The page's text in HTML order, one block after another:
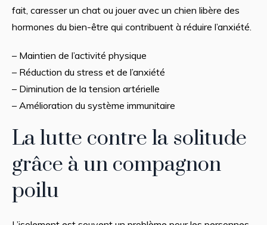
fait, caresser un chat ou jouer avec un chien libère des
hormones du bien-être qui contribuent à réduire l’anxiété.
– Maintien de l’activité physique
– Réduction du stress et de l’anxiété
– Diminution de la tension artérielle
– Amélioration du système immunitaire
La lutte contre la solitude
grâce à un compagnon
poilu